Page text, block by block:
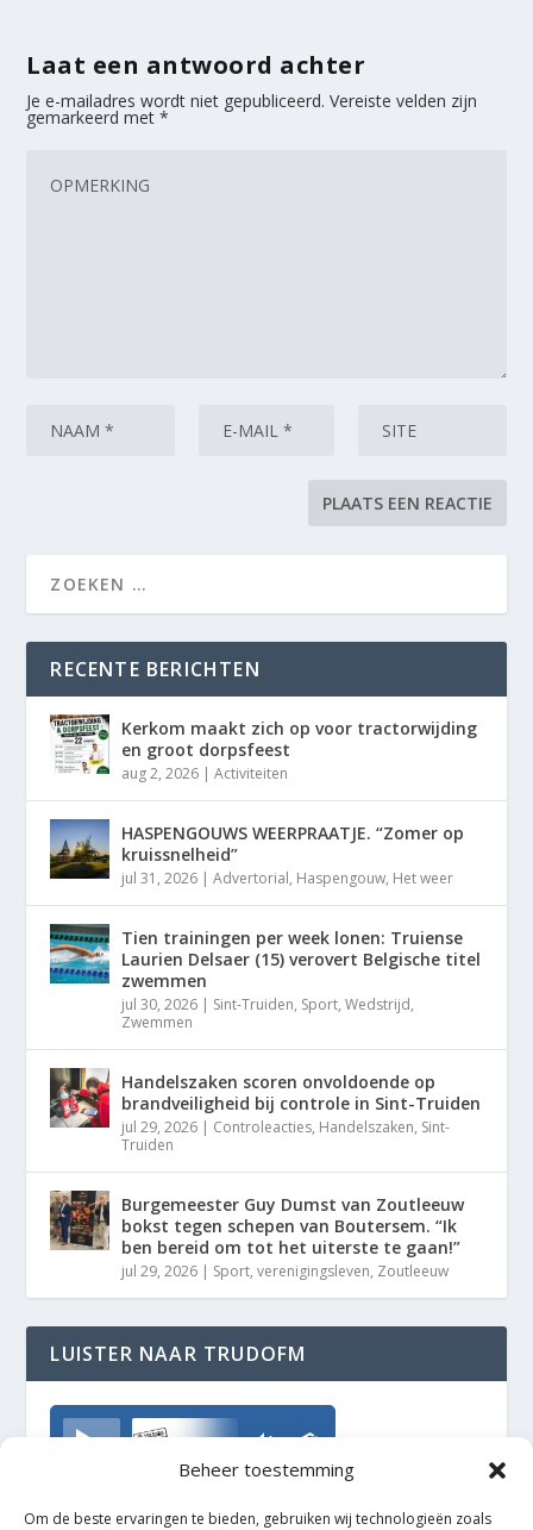
Beheer toestemming
Om de beste ervaringen te bieden, gebruiken wij technologieën zoals
Laat een antwoord achter
Je e-mailadres wordt niet gepubliceerd. Vereiste velden zijn
gemarkeerd met*
RECENTE BERICHTEN
Kerkom maakt zich op voor tractorwijding
en groot dorpsfeest
aug 2, 2026 |Activiteiten
HASPENGOUWS WEERPRAATJE. “Zomer op
kruissnelheid”
jul 31, 2026 |Advertorial, Haspengouw, Het weer
Tien trainingen per week lonen: Truiense
Laurien Delsaer (15) verovert Belgische titel
zwemmen
jul 30, 2026 | Sint-Truiden, Sport,Wedstrijd,
Zwemmen
Handelszaken scoren onvoldoende op
brandveiligheid bij controle in Sint-Truiden
jul 29, 2026 | Controleacties, Handelszaken, Sint-
Truiden
Burgemeester Guy Dumst van Zoutleeuw
bokst tegen schepen van Boutersem. “Ik
ben bereid om tot het uiterste te gaan!”
jul 29, 2026 | Sport,verenigingsleven, Zoutleeuw
LUISTER NAAR TRUDOFM
TrudoFM